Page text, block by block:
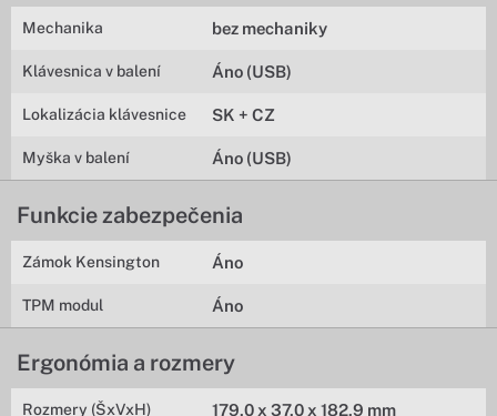
Mechanika bez mechaniky
Klávesnica v balení Áno (USB)
Lokalizácia klávesnice SK + CZ
Myška v balení Áno (USB)
Funkcie zabezpečenia
Zámok Kensington Áno
TPM modul Áno
Ergonómia a rozmery
Rozmery (ŠxVxH) 179,0 x 37,0 x 182,9 mm